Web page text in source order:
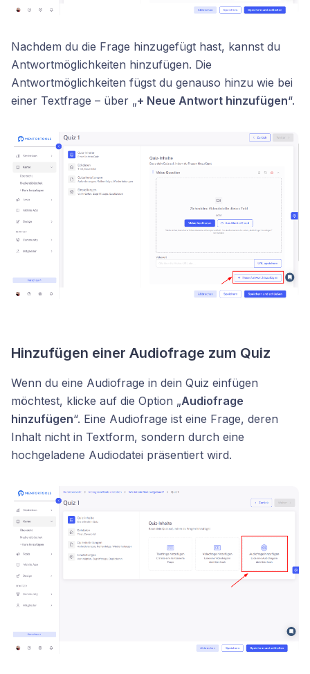
Nachdem du die Frage hinzugefügt hast, kannst du
Antwortmöglichkeiten hinzufügen. Die
Antwortmöglichkeiten fügst du genauso hinzu wie bei
einer Textfrage – über „+ Neue Antwort hinzufügen“.
Hinzufügen einer Audiofrage zum Quiz
Wenn du eine Audiofrage in dein Quiz einfügen
möchtest, klicke auf die Option „Audiofrage
hinzufügen“. Eine Audiofrage ist eine Frage, deren
Inhalt nicht in Textform, sondern durch eine
hochgeladene Audiodatei präsentiert wird.